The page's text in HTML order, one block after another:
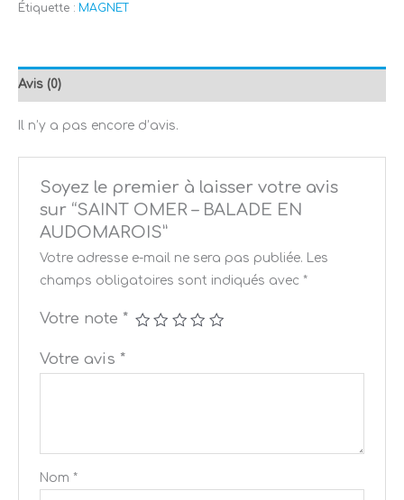
Étiquette : MAGNET
Avis (0)
Il n’y a pas encore d’avis.
Soyez le premier à laisser votre avis
sur “SAINT OMER – BALADE EN
AUDOMAROIS”
Votre adresse e-mail ne sera pas publiée. Les
champs obligatoires sont indiqués avec *
Votre note *
Votre avis *
Nom *